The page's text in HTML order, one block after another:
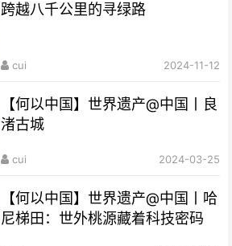
跨越八千公里的寻绿路
cui 2024-11-12
【何以中国】世界遗产@中国丨良
渚古城
cui 2024-03-25
【何以中国】世界遗产@中国丨哈
尼梯田：世外桃源藏着科技密码